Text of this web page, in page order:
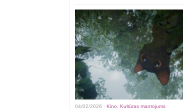
04/02/2026 · Kino Kultūras mantojums